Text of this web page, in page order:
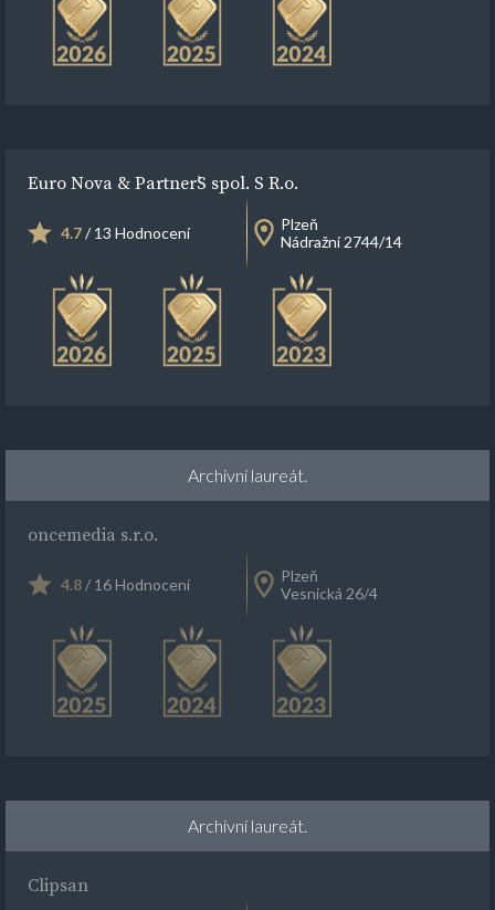
Euro Nova & Partner`S spol. S R.o.
4.7/ 13 Hodnocení
Plzeň
Nádražní 2744/14
Archivní laureát.
oncemedia s.r.o.
4.8/ 16 Hodnocení
Plzeň
Vesnická 26/4
Archivní laureát.
Clipsan